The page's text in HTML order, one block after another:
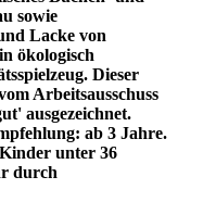
sowie
Lacke von
ökologisch
Dieser
Arbeitsausschuss
ausgezeichnet.
ab 3 Jahre.
unter 36
durch